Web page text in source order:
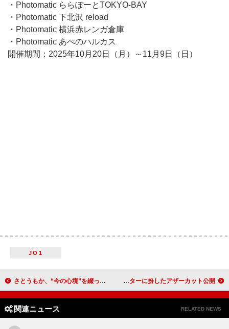
・Photomatic ららぽーとTOKYO-BAY
・Photomatic 下北沢 reload
・Photomatic 横浜赤レンガ倉庫
・Photomatic あべのハルカス
開催期間：2025年10月20日（月）～11月9日（日）
JO1
さとうもか、“今の心境”を綴ったバラード曲「今を抱きしめて」配信リリース決定 平手友梨奈、アニメ『渡くんの××が崩壊寸前』キャラクターに扮したアザーカット公開
関連ニュース RELATED NEWS